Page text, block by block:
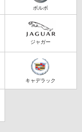
ボルボ
ジャガー
キャデラック